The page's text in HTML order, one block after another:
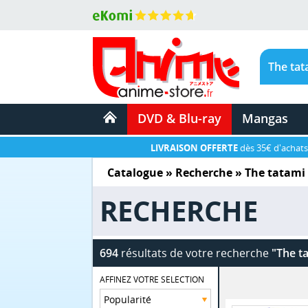
DVD & Blu-ray Mangas
LIVRAISON OFFERTEdès 35€
Catalogue» Recherche » The
RECHERCHE
694résultats de votre recherche "The
AFFINEZ VOTRE SELECTION